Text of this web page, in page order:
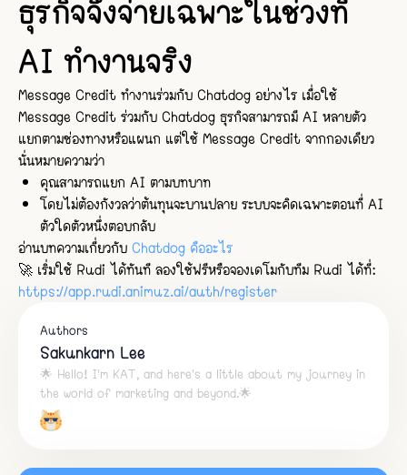
AI ทำงานจริง
Message Credit ทำงานร่วมกับ Chatdog อย่างไร เมื่อใช้
Message Credit ร่วมกับ Chatdog ธุรกิจสามารถมี AI หลายตัว
แยกตามช่องทางหรือแผนก แต่ใช้ Message Credit จากกองเดียว
นั่นหมายความว่า
คุณสามารถแยก AI ตามบทบาท
โดยไม่ต้องกังวลว่าต้นทุนจะบานปลาย ระบบจะคิดเฉพาะตอนที่ AI
ตัวใดตัวหนึ่งตอบกลับ
อ่านบทความเกี่ยวกับ Chatdog คืออะไร
🚀 เริ่มใช้ Rudi ได้ทันที ลองใช้ฟรีหรือจองเดโมกับทีม Rudi ได้ที่:
https://app.rudi.animuz.ai/auth/register
Authors
Sakunkarn Lee
🌟 Hello! I'm KAT, and here's a little about my journey in
the world of marketing and beyond.🌟